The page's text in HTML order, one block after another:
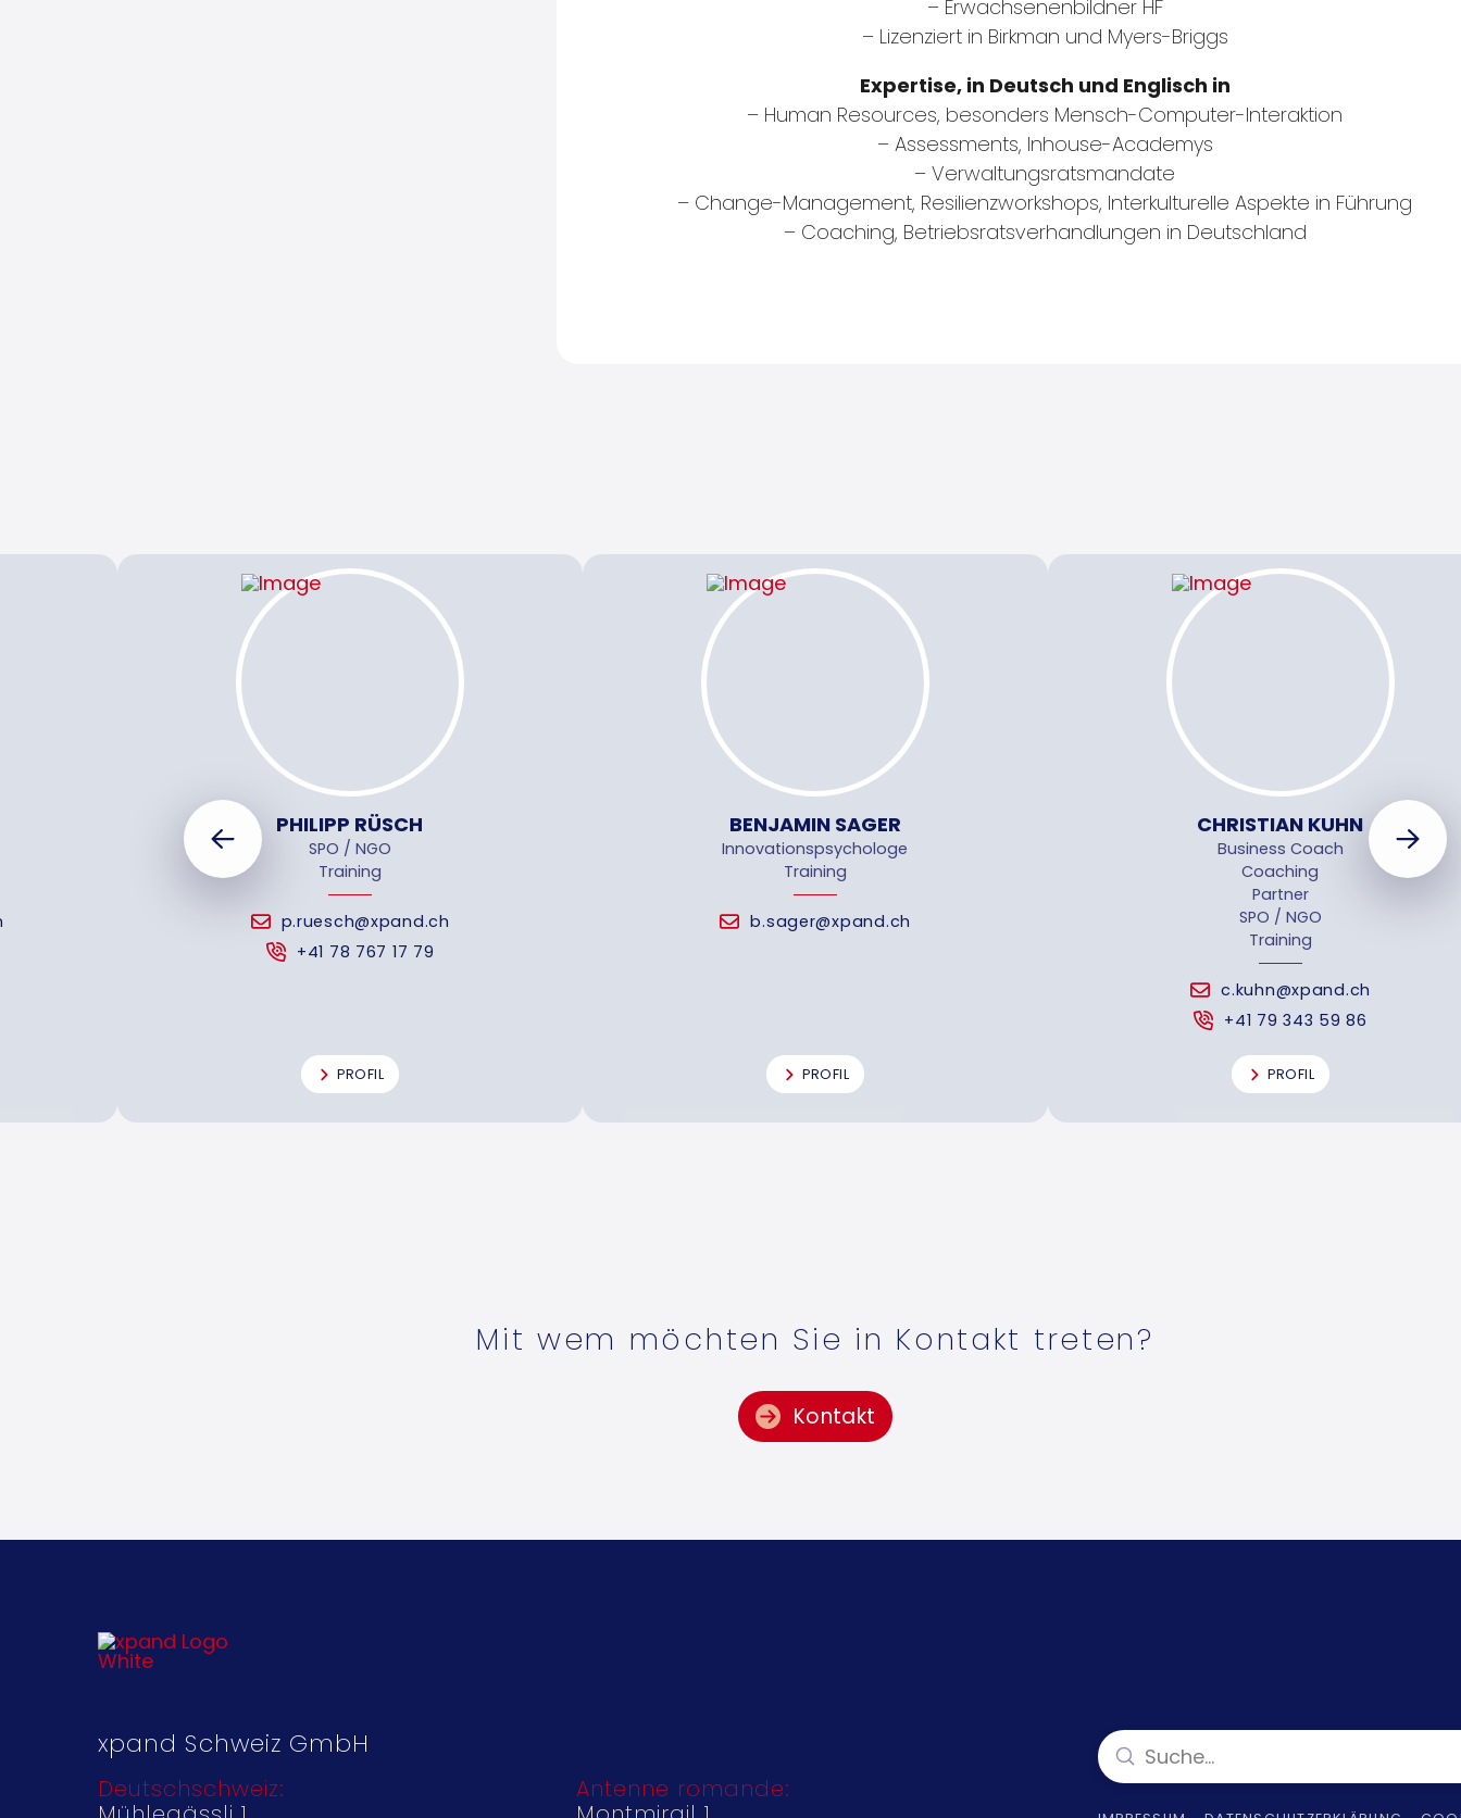
– Erwachsenenbildner HF
– Lizenziert in Birkman und Myers-Briggs
Expertise, in Deutsch und Englisch in
– Human Resources, besonders Mensch-Computer-Interaktion
– Assessments, Inhouse-Academys
– Verwaltungsratsmandate
– Change-Management, Resilienzworkshops, Interkulturelle Aspekte in Führung
– Coaching, Betriebsratsverhandlungen in Deutschland
PHILIPP RÜSCH
SPO / NGO
Training
p.ruesch@xpand.ch
+41 78 767 17 79
PROFIL
BENJAMIN SAGER
Innovationspsychologe
Training
b.sager@xpand.ch
PROFIL
CHRISTIAN KUHN
Business Coach
Coaching
Partner
SPO / NGO
Training
c.kuhn@xpand.ch
+41 79 343 59 86
PROFIL
Mit wem möchten Sie in Kontakt treten?
Kontakt
xpand Schweiz GmbH
Deutschschweiz:
Antenne romande:
Search
Submit